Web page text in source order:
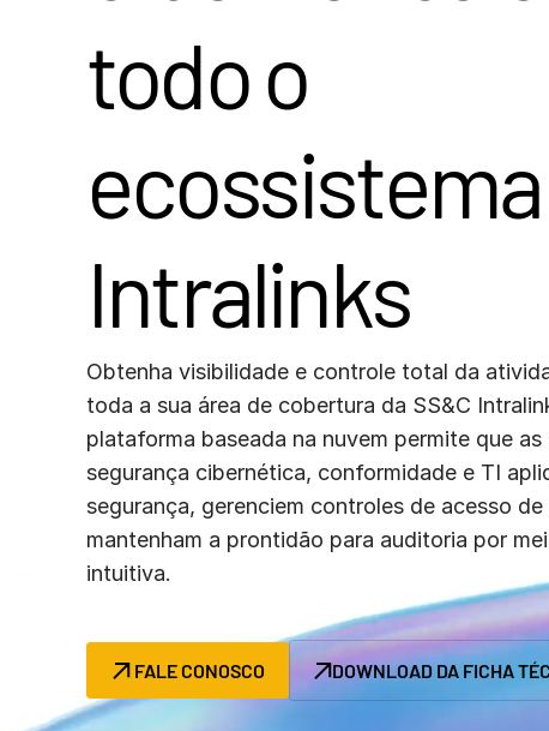
qualquer cenário
bancário e corporativo.
todo o
Intralinks
Obtenha visibilidade e controle total da
toda a sua área de cobertura da SS&C
plataforma baseada na nuvem permite que as
segurança cibernética, conformidade e TI
segurança, gerenciem controles de acesso de
mantenham a prontidão para auditoria por
intuitiva.
FALE CONOSCO DOWNLOAD DA FICHA